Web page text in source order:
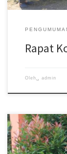
Rapat
Oleh␣ admin